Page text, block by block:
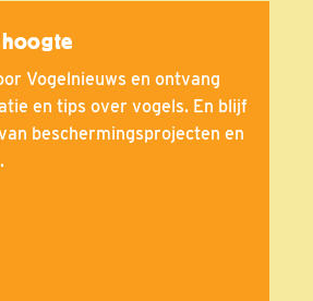
Vogelnieuws en ontvang
en tips over vogels. En blijf
beschermingsprojecten en